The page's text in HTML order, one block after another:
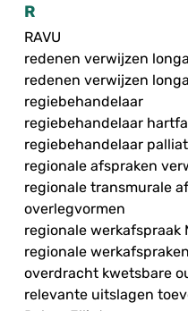
R
RAVU
redenen verwijzen
redenen verwijzen
regiebehandelaar
regiebehandelaar
regiebehandelaar
regionale afspraken
regionale transmurale
overlegvormen
regionale werkafspraak
regionale
overdracht kwetsbare
relevante uitslagen